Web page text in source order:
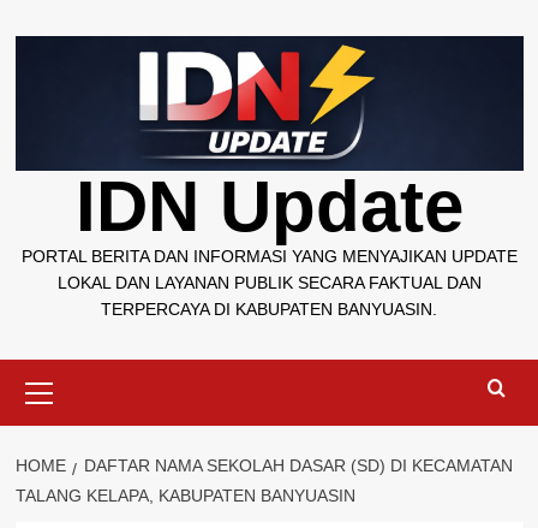
to
IDN Update
PORTAL BERITA DAN INFORMASI YANG MENYAJIKAN UPDATE
LOKAL DAN LAYANAN PUBLIK SECARA FAKTUAL DAN
TERPERCAYA DI KABUPATEN BANYUASIN.
Menu
HOME
DAFTAR NAMA SEKOLAH DASAR (SD) DI KECAMATAN
TALANG KELAPA, KABUPATEN BANYUASIN